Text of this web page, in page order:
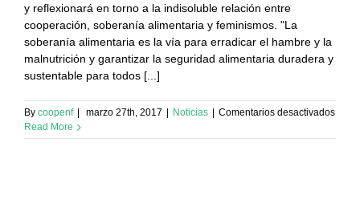
y reflexionará en torno a la indisoluble relación entre
cooperación, soberanía alimentaria y feminismos. "La
soberanía alimentaria es la vía para erradicar el hambre y la
malnutrición y garantizar la seguridad alimentaria duradera y
sustentable para todos [...]
By coopenf | marzo 27th, 2017 | Noticias | Comentarios desactivadosen
Read More